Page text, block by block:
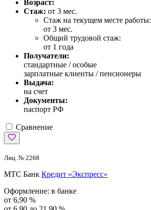
Возраст:
Стаж: от 3 мес.
Стаж на текущем месте работы:
от 3 мес.
Общий трудовой стаж:
от 1 года
Получатели:
стандартные /особые
зарплатные клиенты / пенсионеры
Выдача:
на счет
Документы:
паспорт РФ
Сравнение
Лиц. № 2268
МТС Банк Кредит «Экспресс»
Оформление: в банке
от 6,90 %